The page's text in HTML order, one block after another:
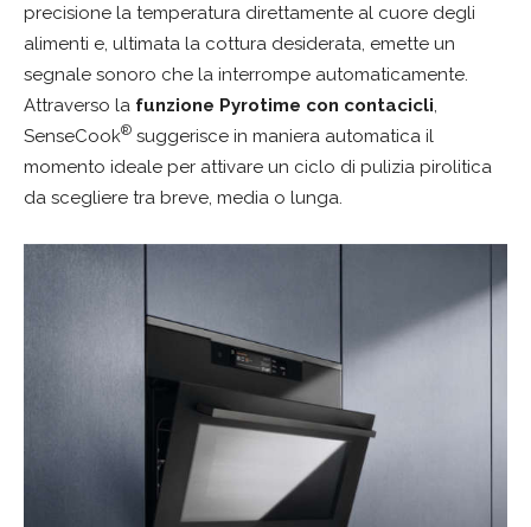
precisione la temperatura direttamente al cuore degli
alimenti e, ultimata la cottura desiderata, emette un
segnale sonoro che la interrompe automaticamente.
Attraverso la funzione Pyrotime con contacicli,
SenseCook® suggerisce in maniera automatica il
momento ideale per attivare un ciclo di pulizia pirolitica
da scegliere tra breve, media o lunga.